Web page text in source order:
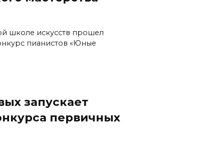
школе искусств прошел
пианистов «Юные
запускает
первичных